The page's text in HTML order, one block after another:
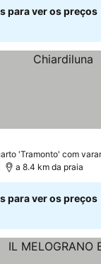
para ver os preços
'Tramonto' com
a 8.4 km da praia
para ver os preços